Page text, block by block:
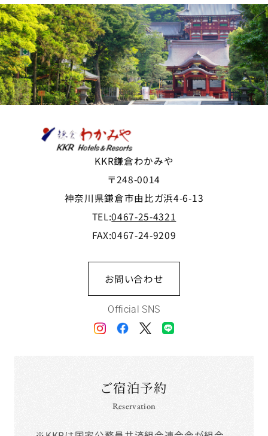
KKR鎌倉わかみや
〒248-0014
神奈川県鎌倉市由比ガ浜4-6-13
TEL:0467-25-4321
FAX:0467-24-9209
お問い合わせ
Official SNS
ご宿泊予約
Reservation